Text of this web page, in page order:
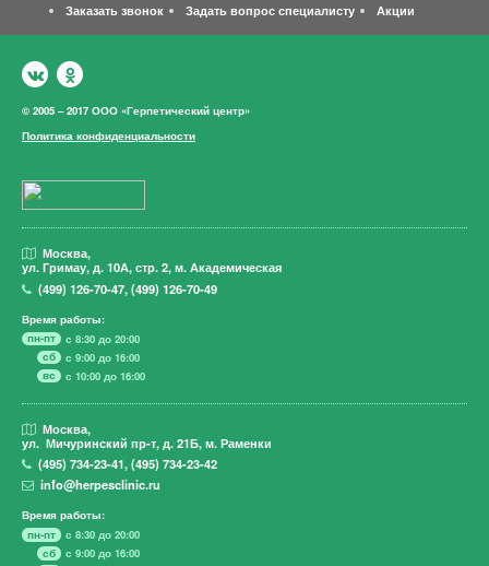
Заказать звонок
Задать вопрос специалисту Акции
© 2005 – 2017 ООО «Герпетический центр»
Политика конфиденциальности
Москва,
ул. Гримау,д. 10А, стр. 2, м. Академическая
(499)126-70-47,(499)126-70-49
Время работы:
пн-пт
с 8:30 до 20:00
сб
с 9:00 до 16:00
вс
с 10:00 до 16:00
Москва,
ул. Мичуринский пр-т, д. 21Б, м. Раменки
(495)734-23-41,(495)734-23-42
info@herpesclinic.ru
Время работы:
пн-пт
с 8:30 до 20:00
сб
с 9:00 до 16:00